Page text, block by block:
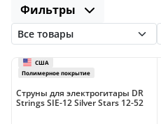
Фильтры
Струны для электрогитары DR
Strings SIE-12 Silver Stars 12-52